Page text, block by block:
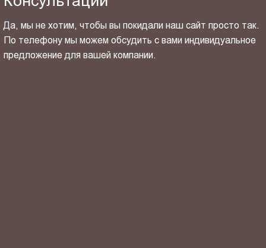
Да, мы не хотим, чтобы вы покидали наш сайт просто так.
По телефону мы можем обсудить с вами индивидуальное
предложение для вашей компании.
ОТПРАВИТЬ СВОЙ КОНТАКТ